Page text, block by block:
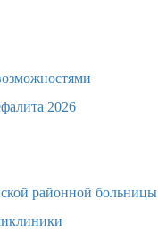
2026
районной больницы